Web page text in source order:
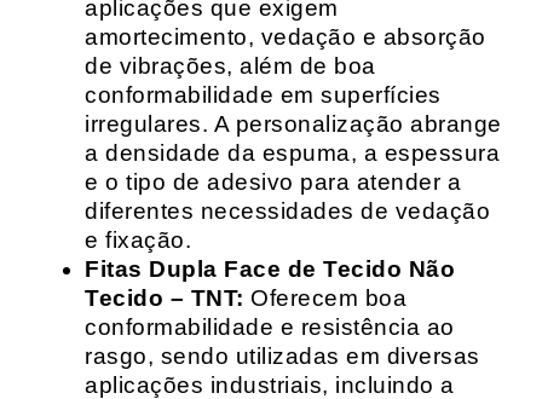
aplicações que exigem
amortecimento, vedação e absorção
de vibrações, além de boa
conformabilidade em superfícies
irregulares. A personalização abrange
a densidade da espuma, a espessura
e o tipo de adesivo para atender a
diferentes necessidades de vedação
e fixação.
Fitas Dupla Face de Tecido Não
Tecido – TNT: Oferecem boa
conformabilidade e resistência ao
rasgo, sendo utilizadas em diversas
aplicações industriais, incluindo a